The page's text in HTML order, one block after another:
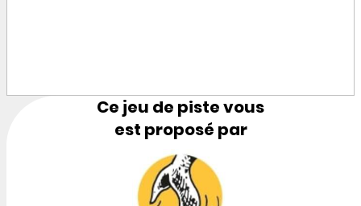
Ce jeu de piste vous
est proposé par